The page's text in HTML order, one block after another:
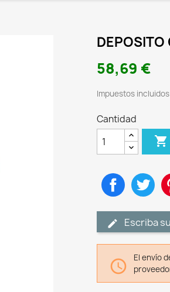
58,69 €
Impuestos incluidos
Cantidad

Compartir
Escriba

El envío